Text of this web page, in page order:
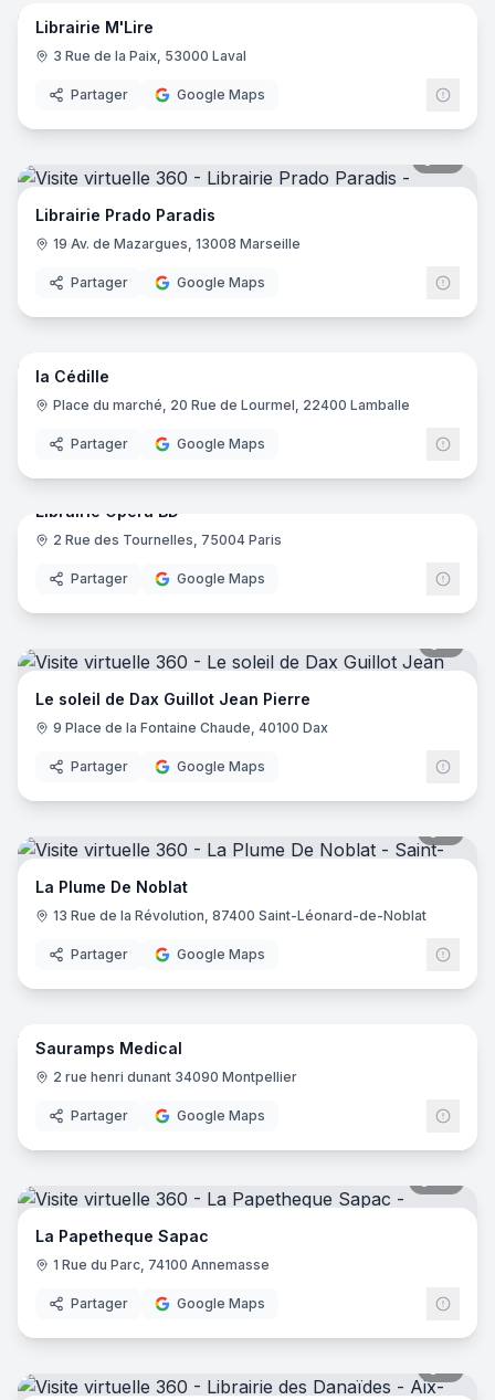
Librairie M'Lire
3 Rue de la Paix, 53000 Laval
Partager Google Maps
Librairie Prado Paradis
19 Av. de Mazargues, 13008 Marseille
Partager Google Maps
11
la Cédille
Place du marché, 20 Rue de Lourmel, 22400 Lamballe
Partager Google Maps
Librairie Opéra BD
2 Rue des Tournelles, 75004 Paris
Partager Google Maps
Le soleil de Dax Guillot Jean Pierre
9 Place de la Fontaine Chaude, 40100 Dax
Partager Google Maps
La Plume De Noblat
13 Rue de la Révolution, 87400 Saint-Léonard-de-Noblat
Partager Google Maps
5
Sauramps Medical
2 rue henri dunant 34090 Montpellier
Partager Google Maps
La Papetheque Sapac
1 Rue du Parc, 74100 Annemasse
Partager Google Maps